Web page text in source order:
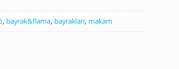
, bayrak&flama, bayrakları, makam